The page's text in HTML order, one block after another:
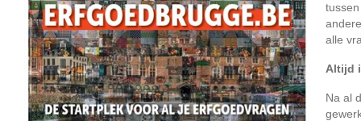
alle
Altijd
Na al